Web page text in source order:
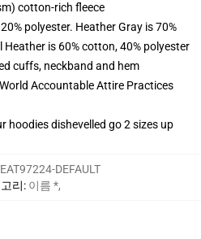
cotton-rich fleece
polyester. Heather Gray is 70%
is 60% cotton, 40% polyester
cuffs, neckband and hem
Accountable Attire Practices
hoodies dishevelled go 2 sizes up
DEFAULT
리: 이름 *,